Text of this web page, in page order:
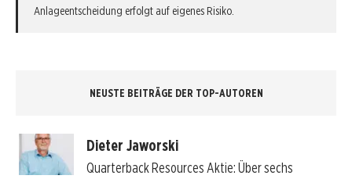
Anlageentscheidung erfolgt auf eigenes Risiko.
NEUSTE BEITRÄGE DER TOP-AUTOREN
Dieter Jaworski
Quarterback Resources Aktie: Über sechs